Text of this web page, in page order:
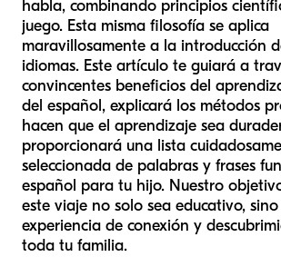
habla, combinando principios
juego. Esta misma filosofía se aplica
maravillosamente a la introducción
idiomas. Este artículo te guiará a
convincentes beneficios del
del español, explicará los métodos
hacen que el aprendizaje sea
proporcionará una lista
seleccionada de palabras y frases
español para tu hijo. Nuestro
este viaje no solo sea educativo,
experiencia de conexión y
toda tu familia.